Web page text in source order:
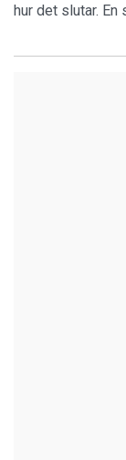
hur det slutar. En